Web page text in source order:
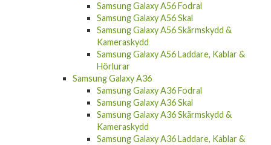
Samsung Galaxy A56 Fodral
Samsung Galaxy A56 Skal
Samsung Galaxy A56 Skärmskydd &
Kameraskydd
Samsung Galaxy A56 Laddare, Kablar &
Hörlurar
Samsung Galaxy A36
Samsung Galaxy A36 Fodral
Samsung Galaxy A36 Skal
Samsung Galaxy A36 Skärmskydd &
Kameraskydd
Samsung Galaxy A36 Laddare, Kablar &